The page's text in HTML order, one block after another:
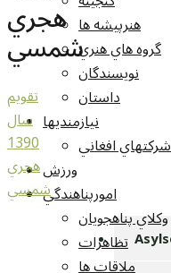
هنرپيشه ها
گروه هاي هنري
نويسندگان
داستان
نيازمنديها
شرکتهاي افغاني
ورزش
امورپناهندگي
وکلاي پناهجويان
تظاهرات
ملاقات ها
هجري
شمسي
تقويم
سال
1390
هجري
شمسي